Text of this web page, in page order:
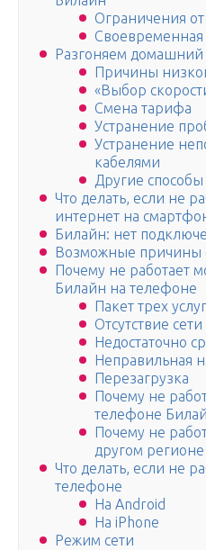
Ограничения
Своевременная
Разгоняем
Причины
«Выбор
Смена тарифа
Устранение
Устранение
кабелями
Другие
Что делать, если не
интернет на
Билайн: нет
Возможные причины
Почему не работает
Билайн на телефоне
Пакет трех услуг
Отсутствие сети
Недостаточно
Неправильная
Перезагрузка
Почему не
телефоне
Почему не
другом регионе
Что делать, если не
телефоне
На Android
На iPhone
Режим сети